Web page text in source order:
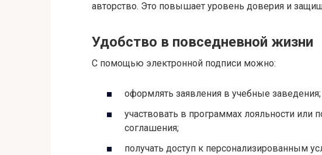
авторство. Это повышает уровень доверия и
Удобство в повседневной жизни
С помощью электронной подписи можно:
оформлять заявления в учебные заведения;
участвовать в программах лояльности или
соглашения;
получать доступ к персонализированным